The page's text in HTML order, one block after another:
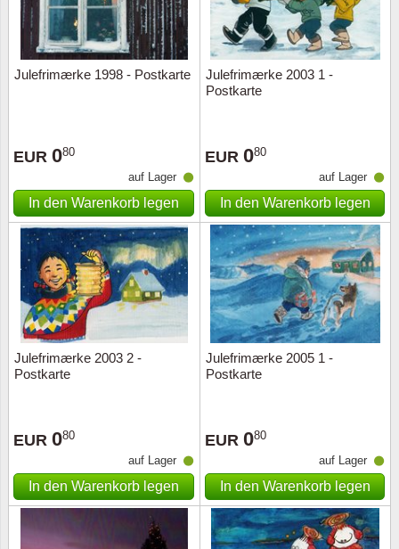
Julefrimærke 1998 - Postkarte
EUR 080
auf Lager
In den Warenkorb legen
Julefrimærke 2003 1 -
Postkarte
EUR 080
auf Lager
In den Warenkorb legen
Julefrimærke 2003 2 -
Postkarte
EUR 080
auf Lager
In den Warenkorb legen
Julefrimærke 2005 1 -
Postkarte
EUR 080
auf Lager
In den Warenkorb legen